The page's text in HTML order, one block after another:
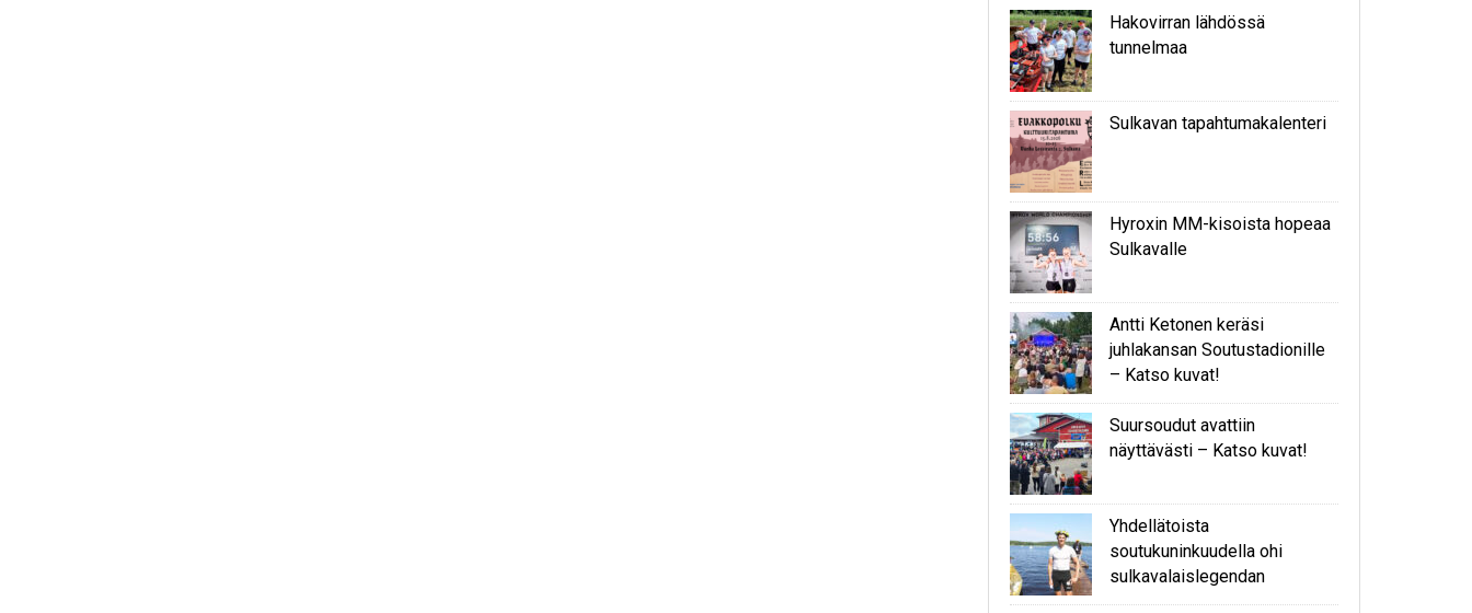
Hakovirran lähdössä
tunnelmaa
Sulkavan tapahtumakalenteri
Hyroxin MM-kisoista hopeaa
Sulkavalle
Antti Ketonen keräsi
juhlakansan Soutustadionille
– Katso kuvat!
Suursoudut avattiin
näyttävästi – Katso kuvat!
Yhdellätoista
soutukuninkuudella ohi
sulkavalaislegendan